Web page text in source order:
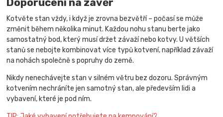
Kotvěte stan vždy, i když je zrovna bezvětří – počasí se může
změnit během několika minut. Každou nohu stanu berte jako
samostatný bod, který musí držet závaží nebo kotvy. U větších
stanů se nebojte kombinovat více typů kotvení, například závaží
na nohách společně s popruhy do země.
Nikdy nenechávejte stan v silném větru bez dozoru. Správným
kotvením nechráníte jen samotný stan, ale především lidi a
vybavení, které je pod ním.